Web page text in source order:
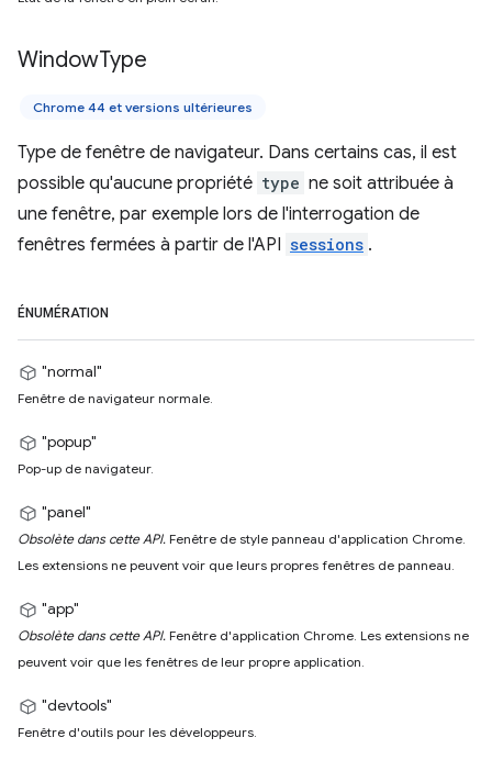
WindowType
Chrome 44 et versions ultérieures
Type de fenêtre de navigateur. Dans certains cas, il est
possible qu'aucune propriété type ne soit attribuée à
une fenêtre, par exemple lors de l'interrogation de
fenêtres fermées à partir de l'API sessions .
ÉNUMÉRATION
"normal"
Fenêtre de navigateur normale.
"popup"
Pop-up de navigateur.
"panel"
Obsolète dans cette API. Fenêtre de style panneau d'application Chrome.
Les extensions ne peuvent voir que leurs propres fenêtres de panneau.
"app"
Obsolète dans cette API. Fenêtre d'application Chrome. Les extensions ne
peuvent voir que les fenêtres de leur propre application.
"devtools"
Fenêtre d'outils pour les développeurs.